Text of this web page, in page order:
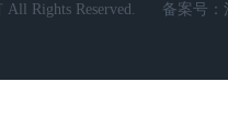
Rights Reserved. 备案号：